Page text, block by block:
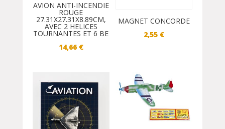
AVION ANTI-INCENDIE
ROUGE
27.31X27.31X8.89CM,
AVEC 2 HELICES
TOURNANTES ET 6 BE
14,66 €
MAGNET CONCORDE
2,55 €